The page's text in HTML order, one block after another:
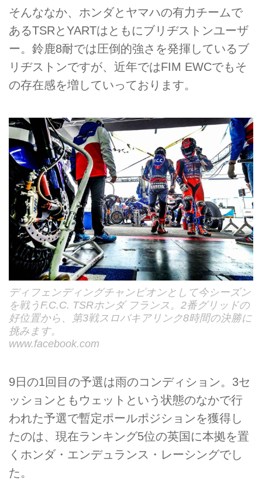
そんななか、ホンダとヤマハの有力チームで
あるTSRとYARTはともにブリヂストンユーザ
ー。鈴鹿8耐では圧倒的強さを発揮しているブ
リヂストンですが、近年ではFIM EWCでもそ
の存在感を増していっております。
ディフェンディングチャンピオンとして今シーズン
を戦うF.C.C. TSRホンダ フランス。2番グリッドの
好位置から、第3戦スロバキアリンク8時間の決勝に
挑みます。
www.facebook.com
9日の1回目の予選は雨のコンディション。3セ
ッションともウェットという状態のなかで行
われた予選で暫定ポールポジションを獲得し
たのは、現在ランキング5位の英国に本拠を置
くホンダ・エンデュランス・レーシングでし
た。